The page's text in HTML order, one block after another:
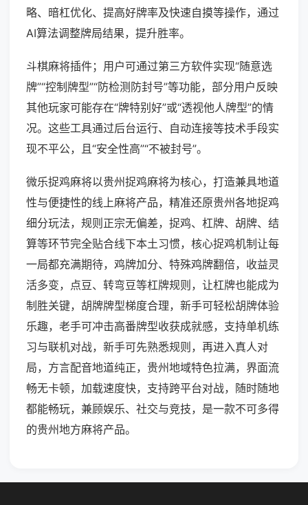
略、暗杠优化、提高好牌率及快速自摸等操作，通过
AI算法调整牌局结果，提升胜率。
斗棋麻将插件；用户可通过第三方软件实现“随意选
牌”“控制牌型”“防检测防封号”等功能，部分用户反映
其他玩家可能存在“牌特别好”或“透视他人牌型”的情
况。这些工具通过后台运行、自动连接等技术手段实
现不平公，且“安全性高”“不被封号”。
微乐捉鸡麻将以贵州捉鸡麻将为核心，打造兼具地道
性与便捷性的线上麻将产品，精准还原贵州各地捉鸡
细分玩法，规则正宗无偏差，捉鸡、杠牌、胡牌、结
算等环节完全贴合线下本土习惯，核心捉鸡机制让每
一局都充满期待，鸡牌加分、特殊鸡牌翻倍，收益灵
活多变，点豆、转弯豆等杠牌规则，让杠牌也能成为
制胜关键，胡牌牌型梯度合理，新手可轻松胡牌体验
乐趣，老手可冲击高番牌型收获成就感，支持单机练
习与联机对战，新手可先熟悉规则，再进入真人对
局，方言配音地道纯正，贵州地域特色拉满，界面流
畅无卡顿，加载速度快，支持跨平台对战，随时随地
都能畅玩，兼顾娱乐、社交与竞技，是一款不可多得
的贵州地方麻将产品。